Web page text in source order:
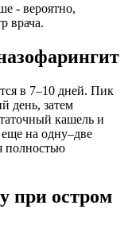
- вероятно,
врача.
в 7–10 дней. Пик
день, затем
кашель и
еще на одну–две
полностью
при остром